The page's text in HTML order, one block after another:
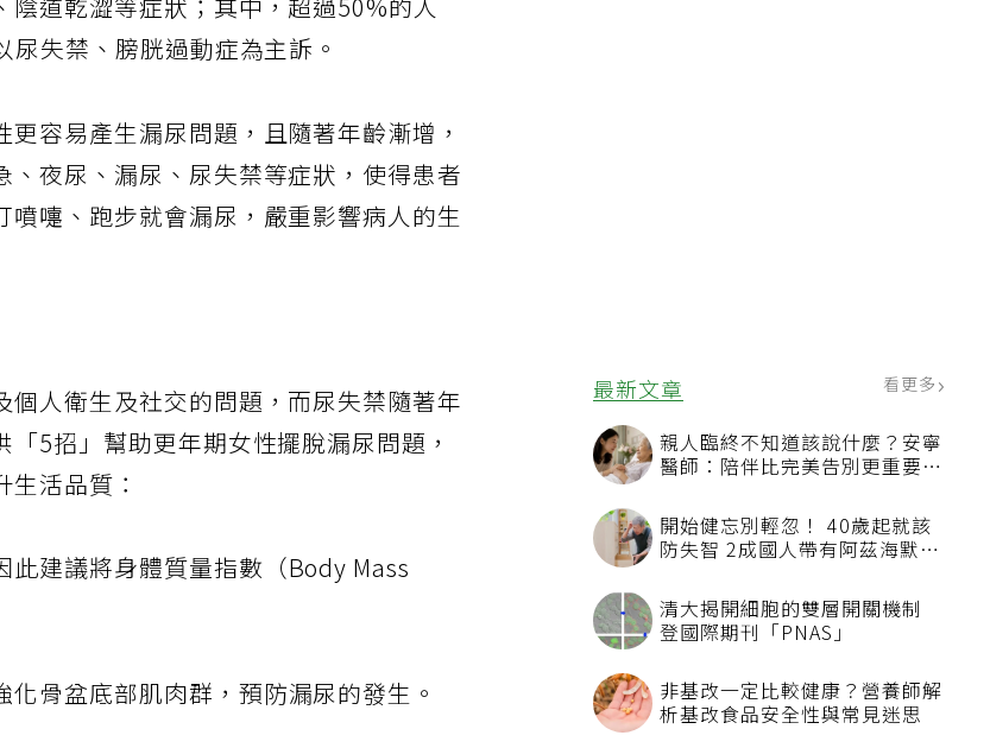
最新文章 看更多
親人臨終不知道該說什麼？安寧
醫師：陪伴比完美告別更重要，
開始健忘別輕忽！ 40歲起就該
防失智 2成國人帶有阿茲海默症
清大揭開細胞的雙層開關機制
登國際期刊「PNAS」
非基改一定比較健康？營養師解
析基改食品安全性與常見迷思
道乾澀等症狀；其中，超過50%的人
失禁、膀胱過動症為主訴。
容易產生漏尿問題，且隨著年齡漸增，
夜尿、漏尿、尿失禁等症狀，使得患者
嚏、跑步就會漏尿，嚴重影響病人的生
人衛生及社交的問題，而尿失禁隨著年
5招」幫助更年期女性擺脫漏尿問題，
活品質：
建議將身體質量指數（Body Mass
化骨盆底部肌肉群，預防漏尿的發生。